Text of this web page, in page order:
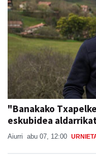
"Banakako
eskubidea
Aiurri abu 07, 12:00